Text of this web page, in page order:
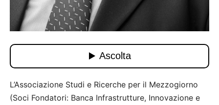
L’Associazione Studi e Ricerche per il Mezzogiorno
(Soci Fondatori: Banca Infrastrutture, Innovazione e